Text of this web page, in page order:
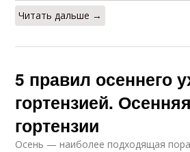
Читать дальше →
5 правил осеннего
гортензией.
гортензии
Осень — наиболее подходящая